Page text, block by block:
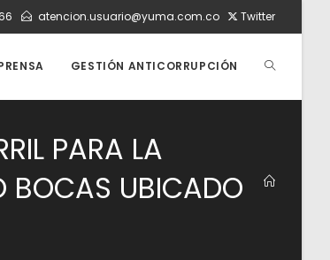
atencion.usuario@yuma.com.co Twitter
GESTIÓN ANTICORRUPCIÓN ALTERNAR
PARA LA
BOCAS UBICADO